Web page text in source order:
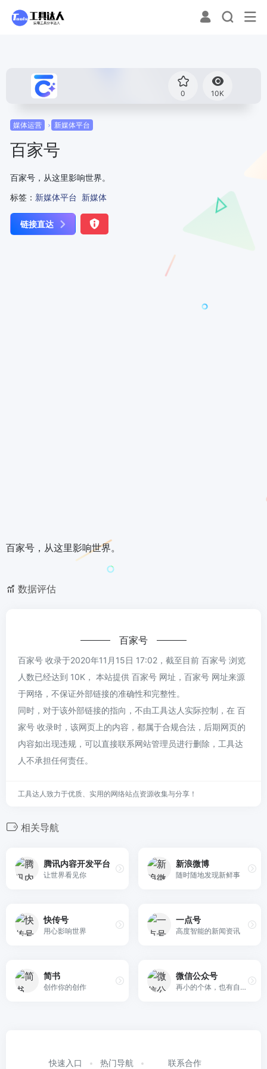
0 10K
媒体运营 新媒体平台
百家号
百家号，从这里影响世界。
标签： 新媒体平台 新媒体
链接直达
百家号，从这里影响世界。
数据评估
百家号
百家号 收录于2020年11月15日 17:02，截至目前 百家号 浏览
人数已经达到 10K， 本站提供 百家号 网址，百家号 网址来源
于网络，不保证外部链接的准确性和完整性。
同时，对于该外部链接的指向，不由工具达人实际控制，在 百
家号 收录时，该网页上的内容，都属于合规合法，后期网页的
内容如出现违规，可以直接联系网站管理员进行删除，工具达
人不承担任何责任。
工具达人致力于优质、实用的网络站点资源收集与分享！
相关导航
腾讯内容开发平台
让世界看见你
新浪微博
随时随地发现新鲜事
快传号
用心影响世界
一点号
高度智能的新闻资讯
简书
创作你的创作
微信公众号
再小的个体，也有自己的品牌
快速入口 热门导航 联系合作